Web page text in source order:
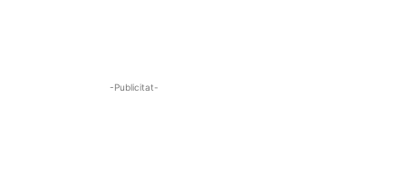
-Publicitat-